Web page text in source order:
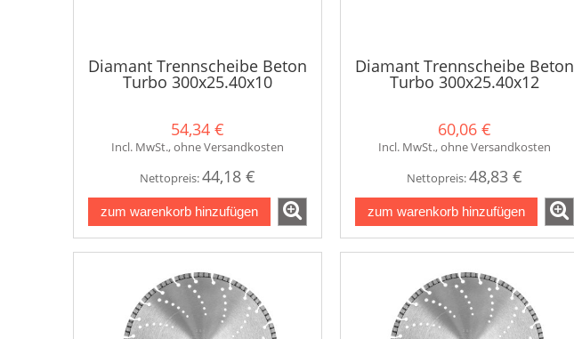
Diamant Trennscheibe Beton
Turbo 300x25.40x10
54,34 €
Incl. MwSt., ohne Versandkosten
Nettopreis:44,18 €
zum warenkorb hinzufügen
Diamant Trennscheibe Beton
Turbo 300x25.40x12
60,06 €
Incl. MwSt., ohne Versandkosten
Nettopreis:48,83 €
zum warenkorb hinzufügen